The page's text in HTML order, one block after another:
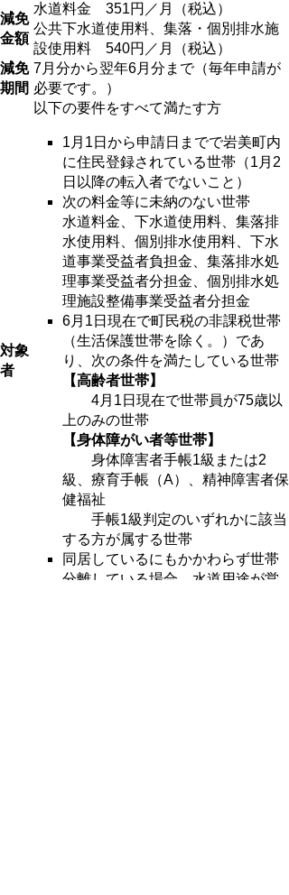
減免
金額
水道料金 351円／月（税込）
公共下水道使用料、集落・個別排水施
設使用料 540円／月（税込）
減免
期間
7月分から翌年6月分まで（毎年申請が
必要です。）
対象
者
以下の要件をすべて満たす方
1月1日から申請日までで岩美町内
に住民登録されている世帯（1月2
日以降の転入者でないこと）
次の料金等に未納のない世帯
水道料金、下水道使用料、集落排
水使用料、個別排水使用料、下水
道事業受益者負担金、集落排水処
理事業受益者分担金、個別排水処
理施設整備事業受益者分担金
6月1日現在で町民税の非課税世帯
（生活保護世帯を除く。）であ
り、次の条件を満たしている世帯
【高齢者世帯】
4月1日現在で世帯員が75歳以
上のみの世帯
【身体障がい者等世帯】
身体障害者手帳1級または2
級、療育手帳（A）、精神障害者保
健福祉
手帳1級判定のいずれかに該当
する方が属する世帯
同居しているにもかかわらず世帯
分離している場合、水道用途が営